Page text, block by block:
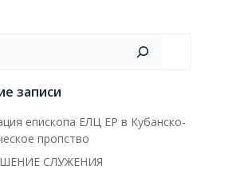
записи
епископа ЕЛЦ ЕР в Кубанско-
пропство
СЛУЖЕНИЯ